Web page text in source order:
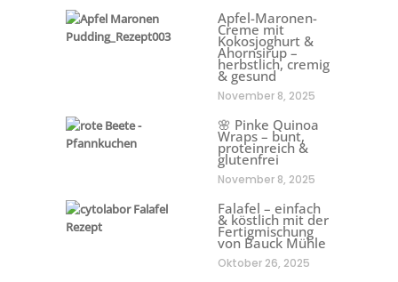
Apfel-Maronen-
Creme mit
Kokosjoghurt &
Ahornsirup –
herbstlich, cremig
& gesund
November 8, 2025
🌸 Pinke Quinoa
Wraps – bunt,
proteinreich &
glutenfrei
November 8, 2025
Falafel – einfach
& köstlich mit der
Fertigmischung
von Bauck Mühle
Oktober 26, 2025